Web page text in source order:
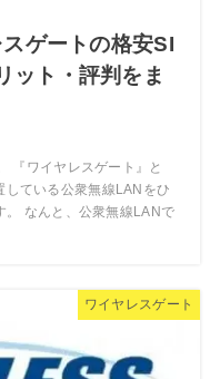
ゲートの格安SI
ット・評判をま
『ワイヤレスゲート』と
している公衆無線LANをひ
。 なんと、公衆無線LANで
ワイヤレスゲート